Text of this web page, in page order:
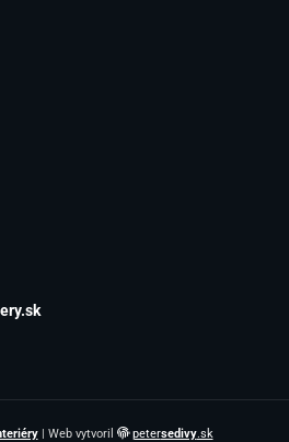
| Web vytvoril petersedivy.sk